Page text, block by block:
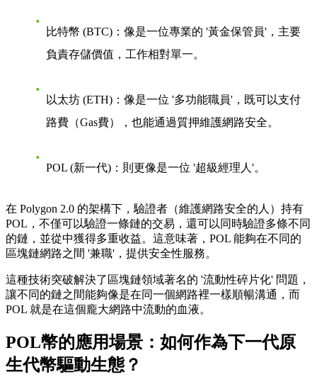
比特幣 (BTC) ：像是一位專業的 '黃金保管員'，主要
負責存儲價值，工作相對單一。
以太坊 (ETH) ：像是一位 '多功能職員'，既可以支付
路費（Gas費），也能通過質押維護網路安全。
POL (新一代) ：則更像是一位 '超級經理人'。
在 Polygon 2.0 的架構下，驗證者（維護網路安全的人）持有
POL，不僅可以驗證一條鏈的交易，還可以同時驗證多條不同
的鏈，並從中獲得多重收益。這意味著，POL 能夠在不同的
區塊鏈網路之間 '兼職'，提供安全性服務。
這種技術突破解決了區塊鏈領域著名的 '流動性碎片化' 問題，
讓不同的鏈之間能夠像是在同一個網路裡一樣順暢溝通，而
POL 就是在這個龐大網路中流動的血液。
POL幣的應用場景：如何作為下一代原
生代幣驅動生態？